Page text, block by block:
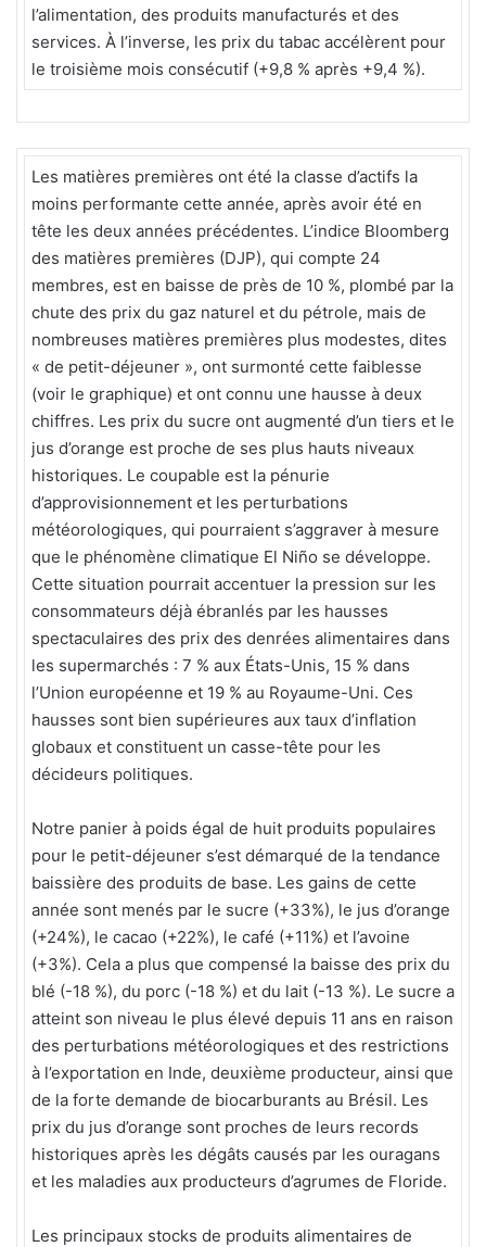
l’alimentation, des produits manufacturés et des
services. À l’inverse, les prix du tabac accélèrent pour
le troisième mois consécutif (+9,8 % après +9,4 %).
Les matières premières ont été la classe d’actifs la
moins performante cette année, après avoir été en
tête les deux années précédentes. L’indice Bloomberg
des matières premières (DJP), qui compte 24
membres, est en baisse de près de 10 %, plombé par la
chute des prix du gaz naturel et du pétrole, mais de
nombreuses matières premières plus modestes, dites
« de petit-déjeuner », ont surmonté cette faiblesse
(voir le graphique) et ont connu une hausse à deux
chiffres. Les prix du sucre ont augmenté d’un tiers et le
jus d’orange est proche de ses plus hauts niveaux
historiques. Le coupable est la pénurie
d’approvisionnement et les perturbations
météorologiques, qui pourraient s’aggraver à mesure
que le phénomène climatique El Niño se développe.
Cette situation pourrait accentuer la pression sur les
consommateurs déjà ébranlés par les hausses
spectaculaires des prix des denrées alimentaires dans
les supermarchés : 7 % aux États-Unis, 15 % dans
l’Union européenne et 19 % au Royaume-Uni. Ces
hausses sont bien supérieures aux taux d’inflation
globaux et constituent un casse-tête pour les
décideurs politiques.
Notre panier à poids égal de huit produits populaires
pour le petit-déjeuner s’est démarqué de la tendance
baissière des produits de base. Les gains de cette
année sont menés par le sucre (+33%), le jus d’orange
(+24%), le cacao (+22%), le café (+11%) et l’avoine
(+3%). Cela a plus que compensé la baisse des prix du
blé (-18 %), du porc (-18 %) et du lait (-13 %). Le sucre a
atteint son niveau le plus élevé depuis 11 ans en raison
des perturbations météorologiques et des restrictions
à l’exportation en Inde, deuxième producteur, ainsi que
de la forte demande de biocarburants au Brésil. Les
prix du jus d’orange sont proches de leurs records
historiques après les dégâts causés par les ouragans
et les maladies aux producteurs d’agrumes de Floride.
Les principaux stocks de produits alimentaires de